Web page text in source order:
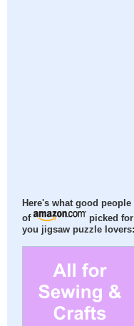
Here's what good people
of
picked for
you jigsaw puzzle lovers: